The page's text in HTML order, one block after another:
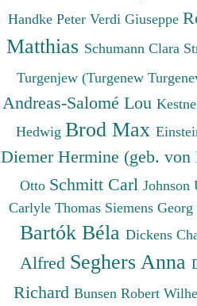
Handke Peter Verdi Giuseppe
Matthias Schumann Clara
Turgenjew (Turgenew
Andreas-Salomé Lou
Hedwig Brod Max
Diemer Hermine (geb.
Otto Schmitt Carl Johnson
Carlyle Thomas Siemens
Bartók Béla Dickens
Alfred Seghers Anna
Richard Bunsen Robert